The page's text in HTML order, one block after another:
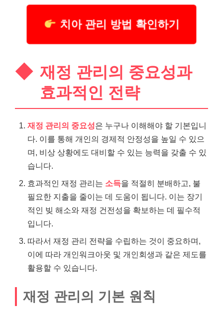
치아 관리 방법 확인하기
재정 관리의 중요성과
효과적인 전략
재정 관리의 중요성은 누구나 이해해야 할 기본입니
다. 이를 통해 개인의 경제적 안정성을 높일 수 있으
며, 비상 상황에도 대비할 수 있는 능력을 갖출 수 있
습니다.
효과적인 재정 관리는 소득을 적절히 분배하고, 불
필요한 지출을 줄이는 데 도움이 됩니다. 이는 장기
적인 빚 해소와 재정 건전성을 확보하는 데 필수적
입니다.
따라서 재정 관리 전략을 수립하는 것이 중요하며,
이에 따라 개인워크아웃 및 개인회생과 같은 제도를
활용할 수 있습니다.
재정 관리의 기본 원칙